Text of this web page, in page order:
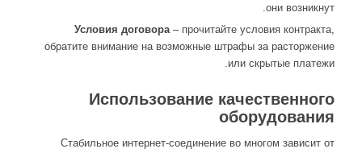
они возникнут.
Условия договора– прочитайте условия контракта,
обратите внимание на возможные штрафы за расторжение
или скрытые платежи.
Использование качественного
оборудования
Стабильное интернет-соединение во многом зависит от